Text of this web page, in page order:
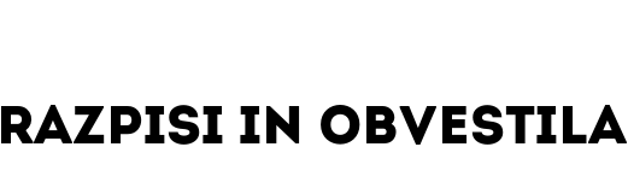
RAZPISI IN OBVESTILA